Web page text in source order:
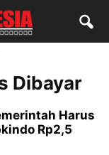
Dibayar
Harus
Rp2,5